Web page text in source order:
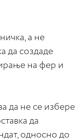
а не
да создаде
на фер и
да не се избере
да
односно до